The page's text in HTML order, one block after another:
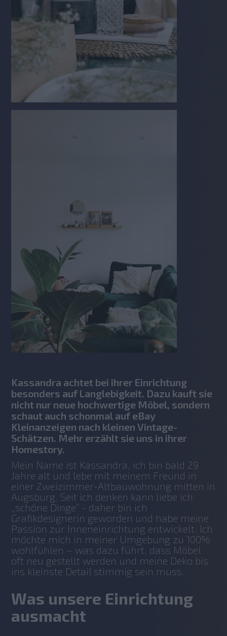
Kassandra achtet bei ihrer Einrichtung
besonders auf Langlebigkeit. Dazu kauft sie
nicht nur neue hochwertige Möbel, sondern
schaut auch schonmal auf eBay
Kleinanzeigen nach kleinen Vintage-
Schätzen. Mehr erzählt sie uns in ihrer
Homestory.
Mein Name ist Kassandra, ich bin bald 29
Jahre alt und lebe mit meinem Freund in
einer Zweizimmer-Altbauwohnung mitten in
Augsburg. Seit ich denken kann liebe ich
„schöne Dinge“ - daher bin ich
Grafikdesignerin geworden und habe meine
Passion zur Inneneinrichtung entwickelt. Ich
möchte mich in meiner Umgebung zu 100%
wohlfühlen – was dazu führt, dass Möbel
oft neu gestellt werden und meine Deko bis
ins kleinste Detail stimmig sein muss.
Was unsere Einrichtung
ausmacht